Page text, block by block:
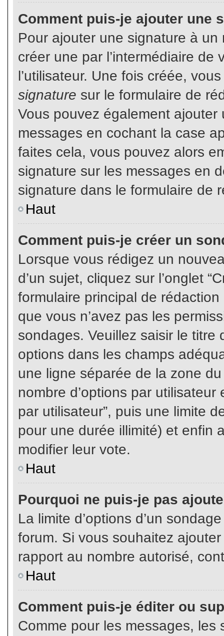
Comment puis-je ajouter une
Pour ajouter une signature à un
créer une par l’intermédiaire
l’utilisateur. Une fois créée,
signature sur le formulaire de
Vous pouvez également
messages en cochant la case
faites cela, vous pouvez alors
signature sur les messages en
signature dans le formulaire de
Haut
Comment puis-je créer un
Lorsque vous rédigez un
d’un sujet, cliquez sur l’onglet
formulaire principal de
que vous n’avez pas les
sondages. Veuillez saisir le
options dans les champs
une ligne séparée de la zone
nombre d’options par
par utilisateur”, puis une limite
pour une durée illimité) et enfin
modifier leur vote.
Haut
Pourquoi ne puis-je pas
La limite d’options d’un
forum. Si vous souhaitez
rapport au nombre autorisé,
Haut
Comment puis-je éditer ou
Comme pour les messages,